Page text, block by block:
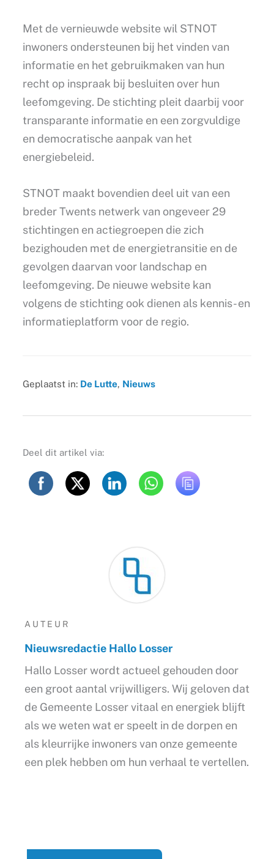
Met de vernieuwde website wil STNOT
inwoners ondersteunen bij het vinden van
informatie en het gebruikmaken van hun
recht op inspraak bij besluiten over hun
leefomgeving. De stichting pleit daarbij voor
transparante informatie en een zorgvuldige
en democratische aanpak van het
energiebeleid.
STNOT maakt bovendien deel uit van een
breder Twents netwerk van ongeveer 29
stichtingen en actiegroepen die zich
bezighouden met de energietransitie en de
gevolgen daarvan voor landschap en
leefomgeving. De nieuwe website kan
volgens de stichting ook dienen als kennis- en
informatieplatform voor de regio.
Geplaatst in: De Lutte, Nieuws
Deel dit artikel via:
AUTEUR
Nieuwsredactie Hallo Losser
Hallo Losser wordt actueel gehouden door
een groot aantal vrijwilligers. Wij geloven dat
de Gemeente Losser vitaal en energiek blijft
als we weten wat er speelt in de dorpen en
als kleurrijke inwoners van onze gemeente
een plek hebben om hun verhaal te vertellen.